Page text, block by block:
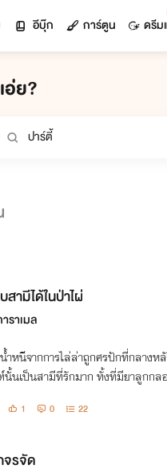
อีบุ๊ก การ์ตูน ดรีม
อ่ย?
สามีได้ในป่าไผ่
ราเมล
ำหนีจากการไล่ล่าถูกศรปักที่กลางห
นเป็นสามีที่รักมาก ทั้งที่มียาลูกกล
1 0 22
จรจัด